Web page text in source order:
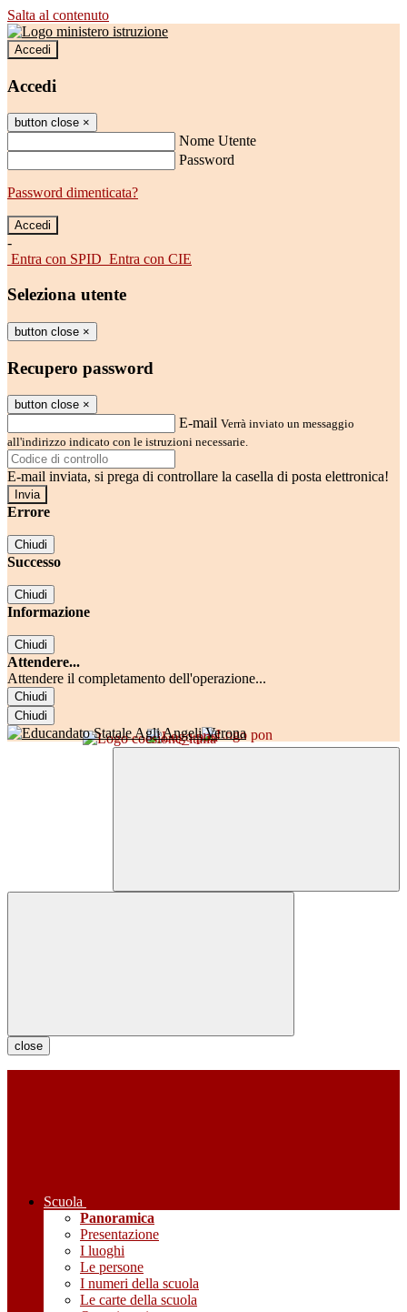
Salta al contenuto
Accedi
Accedi
button close ×
Nome Utente
Password
Password dimenticata?
-
Entra con SPID Entra con CIE
Seleziona utente
button close ×
Recupero password
button close ×
E-mail Verrà inviato un messaggio
all'indirizzo indicato con le istruzioni necessarie.
E-mail inviata, si prega di controllare la casella di posta elettronica!
Errore
Chiudi
Successo
Chiudi
Informazione
Chiudi
Attendere...
Attendere il completamento dell'operazione...
Chiudi
Chiudi
close
Scuola
Panoramica
Presentazione
I luoghi
Le persone
I numeri della scuola
Le carte della scuola